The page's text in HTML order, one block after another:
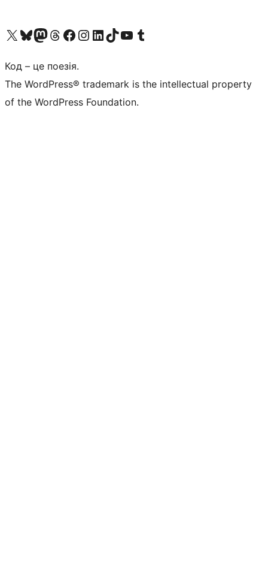
Visit our X (formerly Twitter) account
Visit our Bluesky account
Завітайте до нашої стрічки в Mastodon
Visit our Threads account
Завітайте на нашу сторінку в Facebook
Visit our Instagram account
Visit our LinkedIn account
Visit our TikTok account
Visit our YouTube channel
Visit our Tumblr account
Код – це поезія.
The WordPress® trademark is the intellectual property
of the WordPress Foundation.